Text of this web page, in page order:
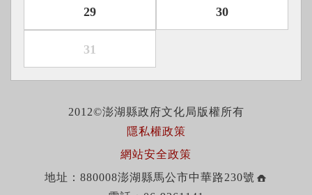
29 30
31
2012©澎湖縣政府文化局版權所有
隱私權政策
網站安全政策
地址：880008澎湖縣馬公市中華路230號